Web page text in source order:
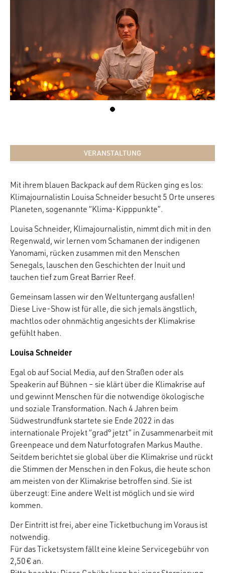
VERANSTALTUNG
Mit ihrem blauen Backpack auf dem Rücken ging es los:
Klimajournalistin Louisa Schneider besucht 5 Orte unseres
Planeten, sogenannte “Klima-Kipppunkte”.
Louisa Schneider, Klimajournalistin, nimmt dich mit in den
Regenwald, wir lernen vom Schamanen der indigenen
Yanomami, rücken zusammen mit den Menschen
Senegals, lauschen den Geschichten der Inuit und
tauchen tief zum Great Barrier Reef.
Gemeinsam lassen wir den Weltuntergang ausfallen!
Diese Live-Show ist für alle, die sich jemals ängstlich,
machtlos oder ohnmächtig angesichts der Klimakrise
gefühlt haben.
Louisa Schneider
Egal ob auf Social Media, auf den Straßen oder als
Speakerin auf Bühnen – sie klärt über die Klimakrise auf
und gewinnt Menschen für die notwendige ökologische
und soziale Transformation. Nach 4 Jahren beim
Südwestrundfunk startete sie Ende 2022 in das
internationale Projekt “grad° jetzt” in Zusammenarbeit mit
Greenpeace und dem Naturfotografen Markus Mauthe.
Seitdem berichtet sie global über die Klimakrise und rückt
die Stimmen der Menschen in den Fokus, die heute schon
am meisten von der Klimakrise betroffen sind. Sie ist
überzeugt: Eine andere Welt ist möglich und sie wird
kommen.
Der Eintritt ist frei, aber eine Ticketbuchung im Voraus ist
notwendig.
Für das Ticketsystem fällt eine kleine Servicegebühr von
2,50 € an.